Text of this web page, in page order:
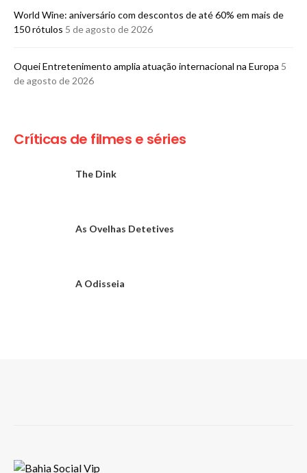
World Wine: aniversário com descontos de até 60% em mais de
150 rótulos 5 de agosto de 2026
Oquei Entretenimento amplia atuação internacional na Europa 5
de agosto de 2026
Críticas de filmes e séries
The Dink
As Ovelhas Detetives
A Odisseia